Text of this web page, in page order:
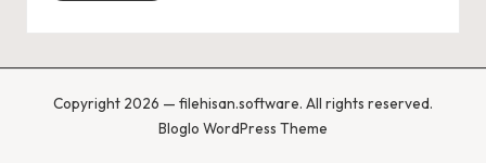
Copyright 2026 — filehisan.software. All rights reserved.
Bloglo WordPress Theme